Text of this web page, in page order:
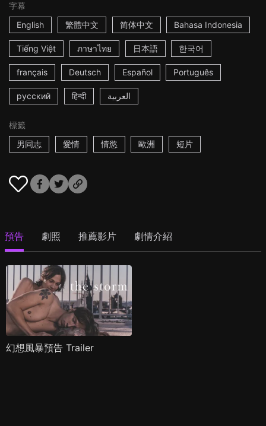
字幕
English
繁體中文 简体中文 Bahasa Indonesia
Tiếng Việt ภาษาไทย 日本語 한국어
français Deutsch Español Português
русский हिन्दी العربية
標籤
男同志
愛情 情慾 歐洲 短片
預告 劇照 推薦影片 劇情介紹
幻想風暴預告 Trailer